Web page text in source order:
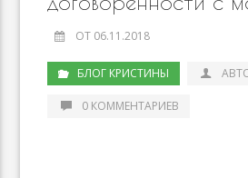
ОТ 06.11.2018
БЛОГ КРИСТИНЫ
0 КОММЕНТАРИЕВ